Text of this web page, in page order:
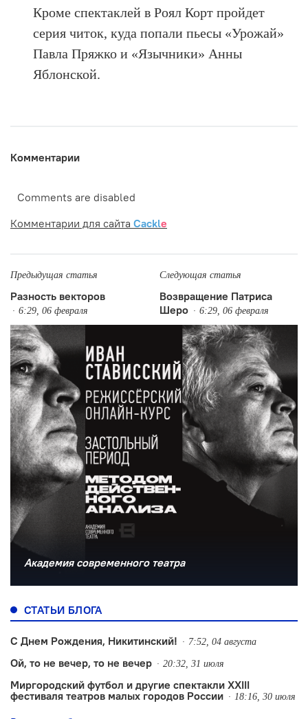
Кроме спектаклей в Роял Корт пройдет
серия читок, куда попали пьесы «Урожай»
Павла Пряжко и «Язычники» Анны
Яблонской.
Комментарии
Comments are disabled
Комментарии для сайта Cackle
Предыдущая статья
Разность векторов
6:29, 06 февраля
Следующая статья
Возвращение Патриса
Шеро
6:29, 06 февраля
Академия современного театра
СТАТЬИ БЛОГА
С Днем Рождения, Никитинский! 7:52, 04 августа
Ой, то не вечер, то не вечер 20:32, 31 июля
Миргородский футбол и другие спектакли XXIII
фестиваля театров малых городов России
18:16, 30 июля